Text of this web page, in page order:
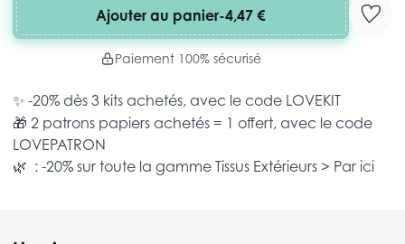
Ajouter au panier-4,47 €
Paiement 100% sécurisé
✨ -20% dès 3 kits achetés, avec le code LOVEKIT
🎁 2 patrons papiers achetés = 1 offert, avec le code
LOVEPATRON
🌿 : -20% sur toute la gamme Tissus Extérieurs > Par ici